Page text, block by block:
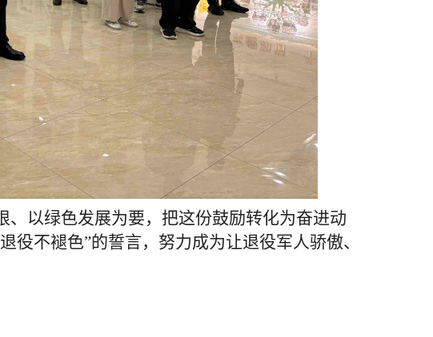
以绿色发展为要，把这份鼓励转化为奋进动
役不褪色”的誓言，努力成为让退役军人骄傲、